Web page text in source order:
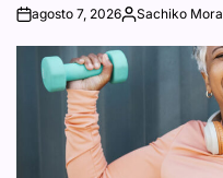
onagosto 7, 2026Posted
Sachiko Mora